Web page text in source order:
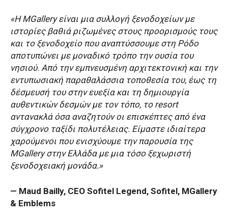
«Η MGallery είναι μια συλλογή ξενοδοχείων με
ιστορίες βαθιά ριζωμένες στους προορισμούς τους
και το ξενοδοχείο που αναπτύσσουμε στη Ρόδο
αποτυπώνει με μοναδικό τρόπο την ουσία του
νησιού. Από την εμπνευσμένη αρχιτεκτονική και την
εντυπωσιακή παραθαλάσσια τοποθεσία του, έως τη
δέσμευσή του στην ευεξία και τη δημιουργία
αυθεντικών δεσμών με τον τόπο, το resort
αντανακλά όσα αναζητούν οι επισκέπτες από ένα
σύγχρονο ταξίδι πολυτέλειας. Είμαστε ιδιαίτερα
χαρούμενοι που ενισχύουμε την παρουσία της
MGallery στην Ελλάδα με μια τόσο ξεχωριστή
ξενοδοχειακή μονάδα.»
— Maud Bailly, CEO Sofitel Legend, Sofitel, MGallery
& Emblems